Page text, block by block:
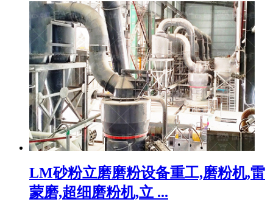
LM砂粉立磨磨粉设备重工,磨粉机,雷
蒙磨,超细磨粉机,立 ...